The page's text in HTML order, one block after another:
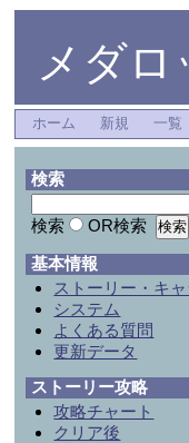
メダロ
ホーム 新規 一覧
検索
検索
OR検索
基本情報
ストーリー・キ
システム
よくある質問
更新データ
ストーリー攻略
攻略チャート
クリア後